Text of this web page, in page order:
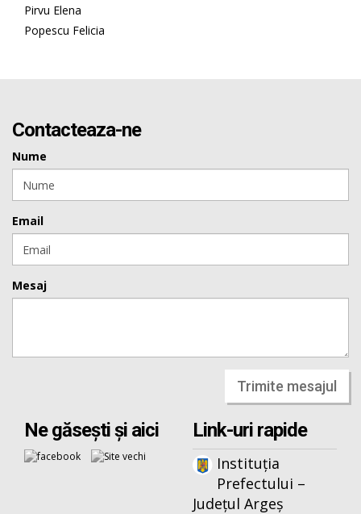
Pirvu Elena
Popescu Felicia
Contacteaza-ne
Nume
Email
Mesaj
Trimite mesajul
Ne găsești și aici Link-uri rapide
Instituția
Prefectului –
Județul Argeș